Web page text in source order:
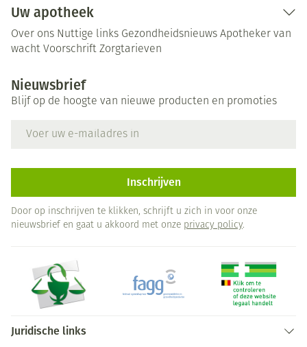
Uw apotheek
Over ons Nuttige links Gezondheidsnieuws Apotheker van
wacht Voorschrift Zorgtarieven
Nieuwsbrief
Blijf op de hoogte van nieuwe producten en promoties
Inschrijven
Door op inschrijven te klikken, schrijft u zich in voor onze
nieuwsbrief en gaat u akkoord met onze privacy policy.
Juridische links